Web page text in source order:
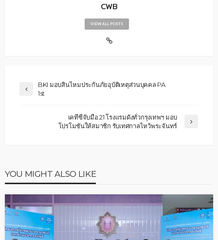
CWB
VIEW ALL POSTS
BKI มอบสินไหมประกันภัยอุบัติเหตุส่วนบุคคล PA
1st
เคทีซีจับมือ 21 โรงแรมดังทั่วกรุงเทพฯ มอบ
โปรโมชันให้สมาชิก รับเทศกาลไหว้พระจันทร์
YOU MIGHT ALSO LIKE